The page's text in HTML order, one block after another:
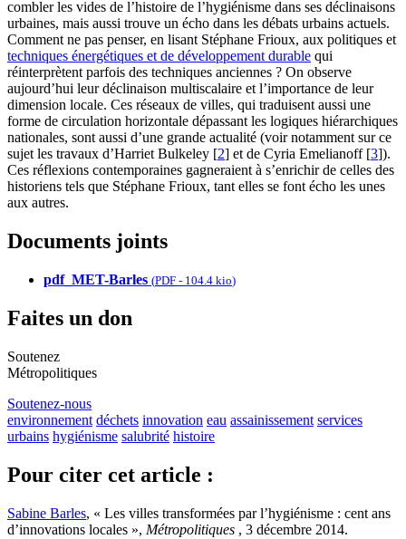
combler les vides de l’histoire de l’hygiénisme dans ses déclinaisons
urbaines, mais aussi trouve un écho dans les débats urbains actuels.
Comment ne pas penser, en lisant Stéphane Frioux, aux politiques et
techniques énergétiques et de développement durable qui
réinterprètent parfois des techniques anciennes ? On observe
aujourd’hui leur déclinaison multiscalaire et l’importance de leur
dimension locale. Ces réseaux de villes, qui traduisent aussi une
forme de circulation horizontale dépassant les logiques hiérarchiques
nationales, sont aussi d’une grande actualité (voir notamment sur ce
sujet les travaux d’Harriet Bulkeley [2] et de Cyria Emelianoff[3]).
Ces réflexions contemporaines gagneraient à s’enrichir de celles des
historiens tels que Stéphane Frioux, tant elles se font écho les unes
aux autres.
Documents joints
pdf_MET-Barles (PDF - 104.4 kio)
Faites un don
Soutenez
Métropolitiques
Soutenez-nous
environnement déchets innovation eau assainissement services
urbains hygiénisme salubrité histoire
Pour citer cet article :
Sabine Barles, « Les villes transformées par l’hygiénisme : cent ans
d’innovations locales », Métropolitiques , 3 décembre 2014.